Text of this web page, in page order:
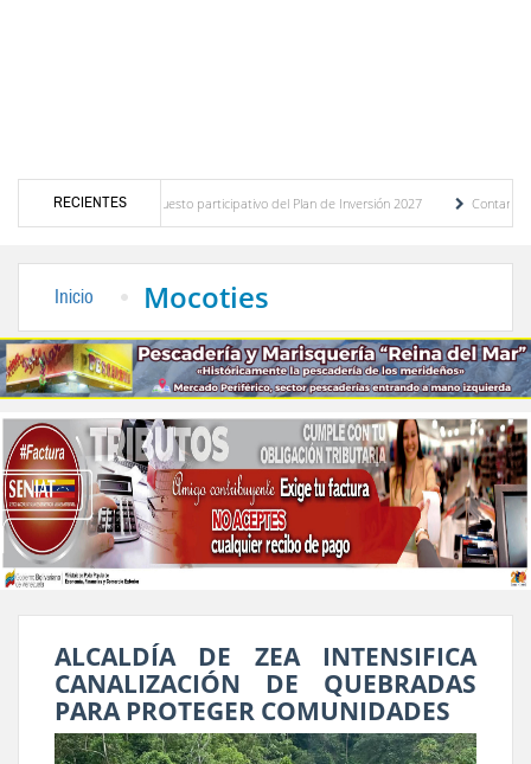
RECIENTES
del presupuesto participativo del Plan de Inversión 2027
Contaminación y
Inicio Mocoties
ALCALDÍA DE ZEA INTENSIFICA
CANALIZACIÓN DE QUEBRADAS
PARA PROTEGER COMUNIDADES